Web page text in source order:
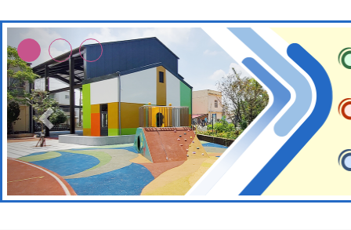
本校115學年度第2次
招甄選結果公告(無人